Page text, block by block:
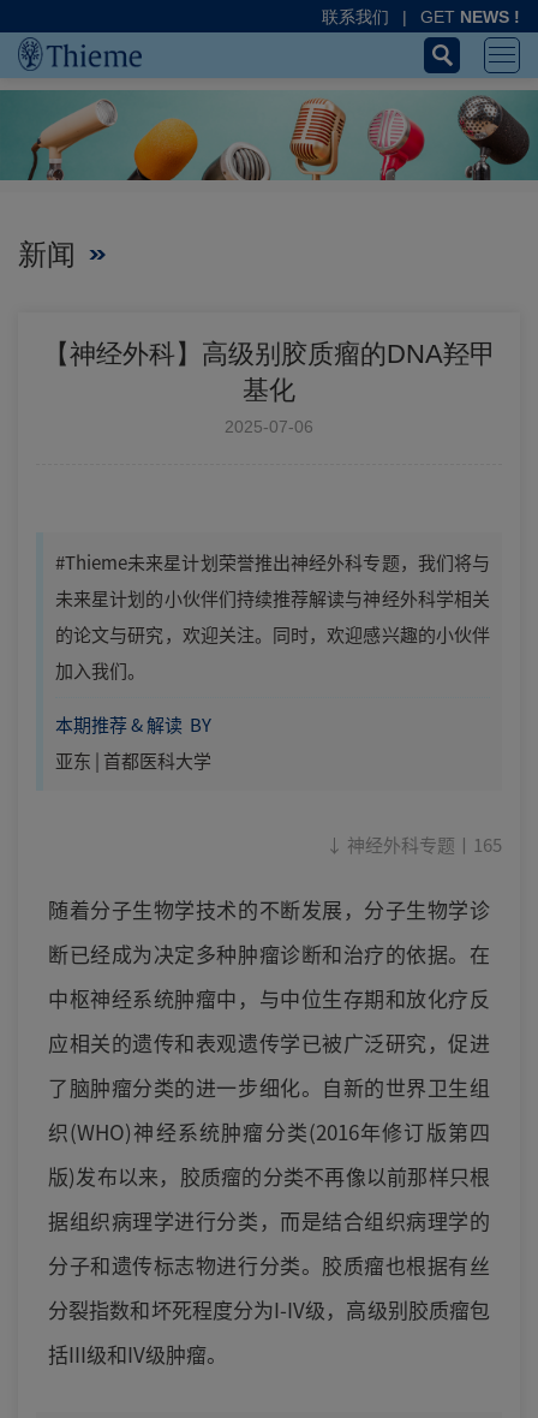
联系我们 | GET NEWS !
新闻
【神经外科】高级别胶质瘤的DNA羟甲
基化
2025-07-06
#Thieme未来星计划荣誉推出神经外科专题，我们将与
未来星计划的小伙伴们持续推荐解读与神经外科学相关
的论文与研究，欢迎关注。同时，欢迎感兴趣的小伙伴
加入我们。
本期推荐 & 解读 BY
亚东 | 首都医科大学
↓ 神经外科专题丨165
随着分子生物学技术的不断发展，分子生物学诊
断已经成为决定多种肿瘤诊断和治疗的依据。在
中枢神经系统肿瘤中，与中位生存期和放化疗反
应相关的遗传和表观遗传学已被广泛研究，促进
了脑肿瘤分类的进一步细化。自新的世界卫生组
织(WHO)神经系统肿瘤分类(2016年修订版第四
版)发布以来，胶质瘤的分类不再像以前那样只根
据组织病理学进行分类，而是结合组织病理学的
分子和遗传标志物进行分类。胶质瘤也根据有丝
分裂指数和坏死程度分为I-IV级，高级别胶质瘤包
括III级和IV级肿瘤。